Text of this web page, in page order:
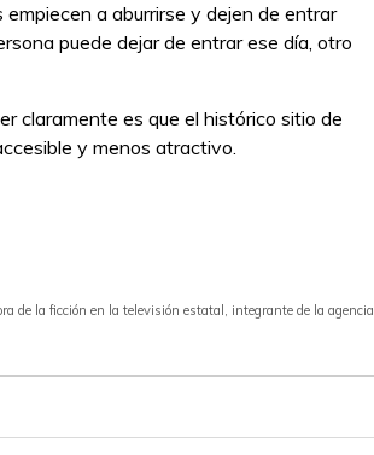
a aburrirse y dejen de entrar
puede dejar de entrar ese día, otro
claramente es que el histórico sitio de
y menos atractivo.
de la ficción en la televisión estatal, integrante de la agencia